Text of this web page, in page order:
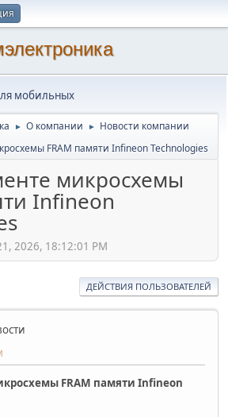
мобильных
► О компании ► Новости компании
FRAM памяти Infineon Technologies
микросхемы
Infineon
2026, 18:12:01 PM
ДЕЙСТВИЯ ПОЛЬЗОВАТЕЛЕЙ
FRAM памяти Infineon